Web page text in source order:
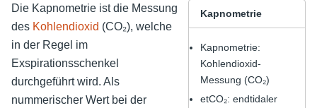
Kapnometrie
Kapnometrie:
Kohlendioxid-
Messung (CO₂)
etCO₂: endtidaler
Die Kapnometrie ist die Messung
des Kohlendioxid (CO₂), welche
in der Regel im
Exspirationsschenkel
durchgeführt wird. Als
nummerischer Wert bei der